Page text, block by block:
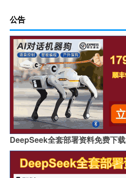
公告
DeepSeek全套部署资料免费下载